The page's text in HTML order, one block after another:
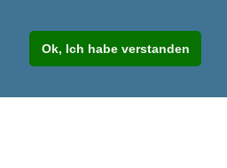
Ok, Ich habe verstanden